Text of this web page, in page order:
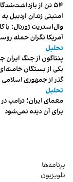
۵۴ تن از
امنیتی زندان اردبیل
وال‌استریت ژورنال:
آمریکا نگران حمله
تحلیل
پنتاگون از جنگ
یکی از بستگان
گذر از جمهوری
تحلیل
معمای ایران؛ ترامپ
برای آن دیده نمی‌شود
برنامه‌ها
تلویزیون